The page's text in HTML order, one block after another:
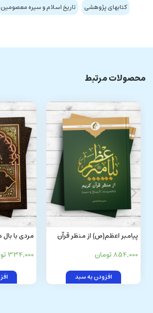
کتابهای پژوهشی تاریخ اسلام و سیره معصومین
محصولات مرتبط
پیامبر اعظم(ص) از منظر قرآن
854,000 تومان
افزودن به سبد
مردی با
334,000 تومان